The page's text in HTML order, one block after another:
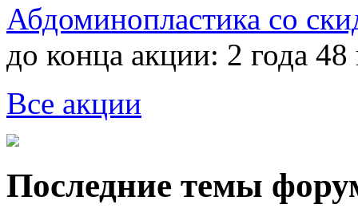
Абдоминопластика со
до конца акции: 2 года 48
Все акции
Последние темы